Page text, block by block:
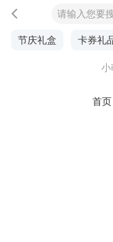
节庆礼盒 卡券礼
小
首页